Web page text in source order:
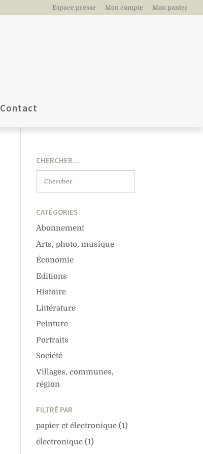
Espace presse Mon compte Mon panier
Contact
CHERCHER…
CATÉGORIES
Abonnement
Arts, photo, musique
Économie
Editions
Histoire
Littérature
Peinture
Portraits
Société
Villages, communes,
région
FILTRÉ PAR
papier et électronique (1)
électronique (1)